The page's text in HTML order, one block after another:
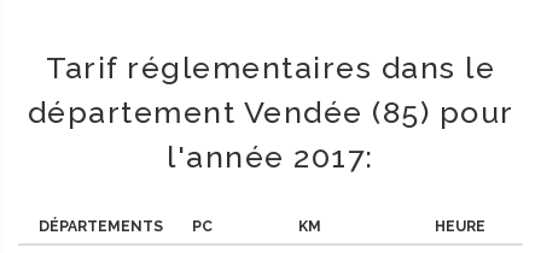
Tarif réglementaires dans le
département Vendée (85) pour
l'année 2017:
DÉPARTEMENTS PC KM HEURE